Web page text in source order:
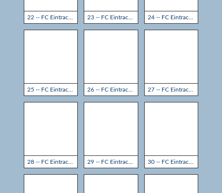
22 -- FC Eintracht Rheine - TSG Sprockhövel 3:3 23 -- FC Eintracht Rheine - TSG Sprockhövel 3:3 24 -- FC Eintracht Rheine - TSG Sprockhövel 3:3
25 -- FC Eintracht Rheine - TSG Sprockhövel 3:3 26 -- FC Eintracht Rheine - TSG Sprockhövel 3:3 27 -- FC Eintracht Rheine - TSG Sprockhövel 3:3
28 -- FC Eintracht Rheine - TSG Sprockhövel 3:3 29 -- FC Eintracht Rheine - TSG Sprockhövel 3:3 30 -- FC Eintracht Rheine - TSG Sprockhövel 3:3